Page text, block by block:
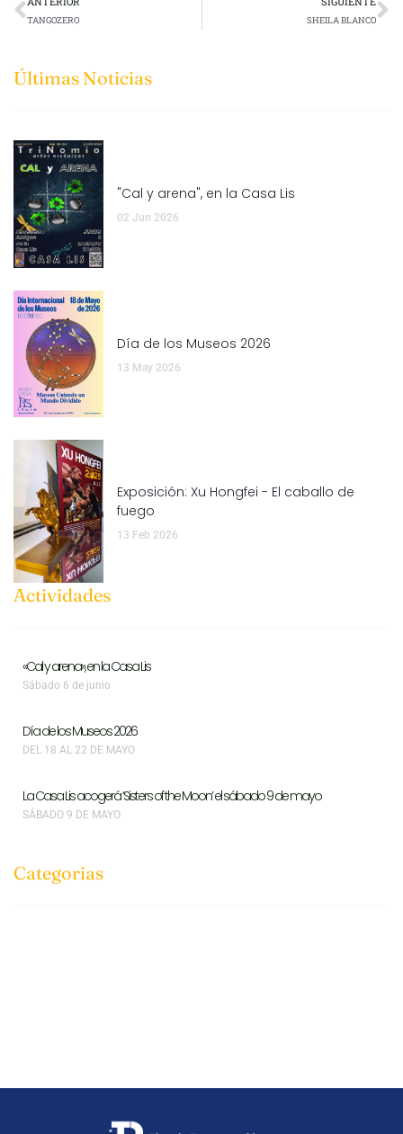
Últimas Noticias
"Cal y arena", en la Casa Lis
02 Jun 2026
Día de los Museos 2026
13 May 2026
Exposición: Xu Hongfei - El caballo de
fuego
13 Feb 2026
Actividades
«Cal y arena», en la Casa Lis
Sábado 6 de junio
Día de los Museos 2026
DEL 18 AL 22 DE MAYO
La Casa Lis acogerá ‘Sisters of the Moon’ el sábado 9 de mayo
SÁBADO 9 DE MAYO
Categorias
TANGOZERO SHEILA BLANCO